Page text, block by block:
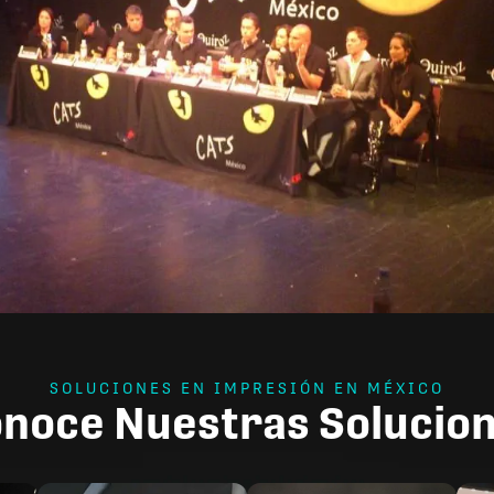
SOLUCIONES EN IMPRESIÓN EN MÉXICO
Nuestras